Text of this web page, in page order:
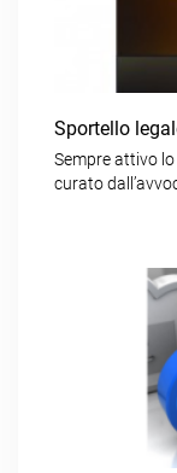
Sportello
Sempre attivo lo
curato